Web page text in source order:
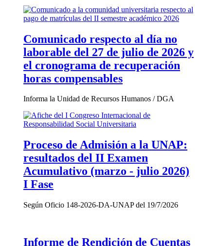
Comunicado respecto al día no
laborable del 27 de julio de 2026 y
el cronograma de recuperación
horas compensables
Informa la Unidad de Recursos Humanos / DGA
Proceso de Admisión a la UNAP:
resultados del II Examen
Acumulativo (marzo - julio 2026)
I Fase
Según Oficio 148-2026-DA-UNAP del 19/7/2026
Informe de Rendición de Cuentas